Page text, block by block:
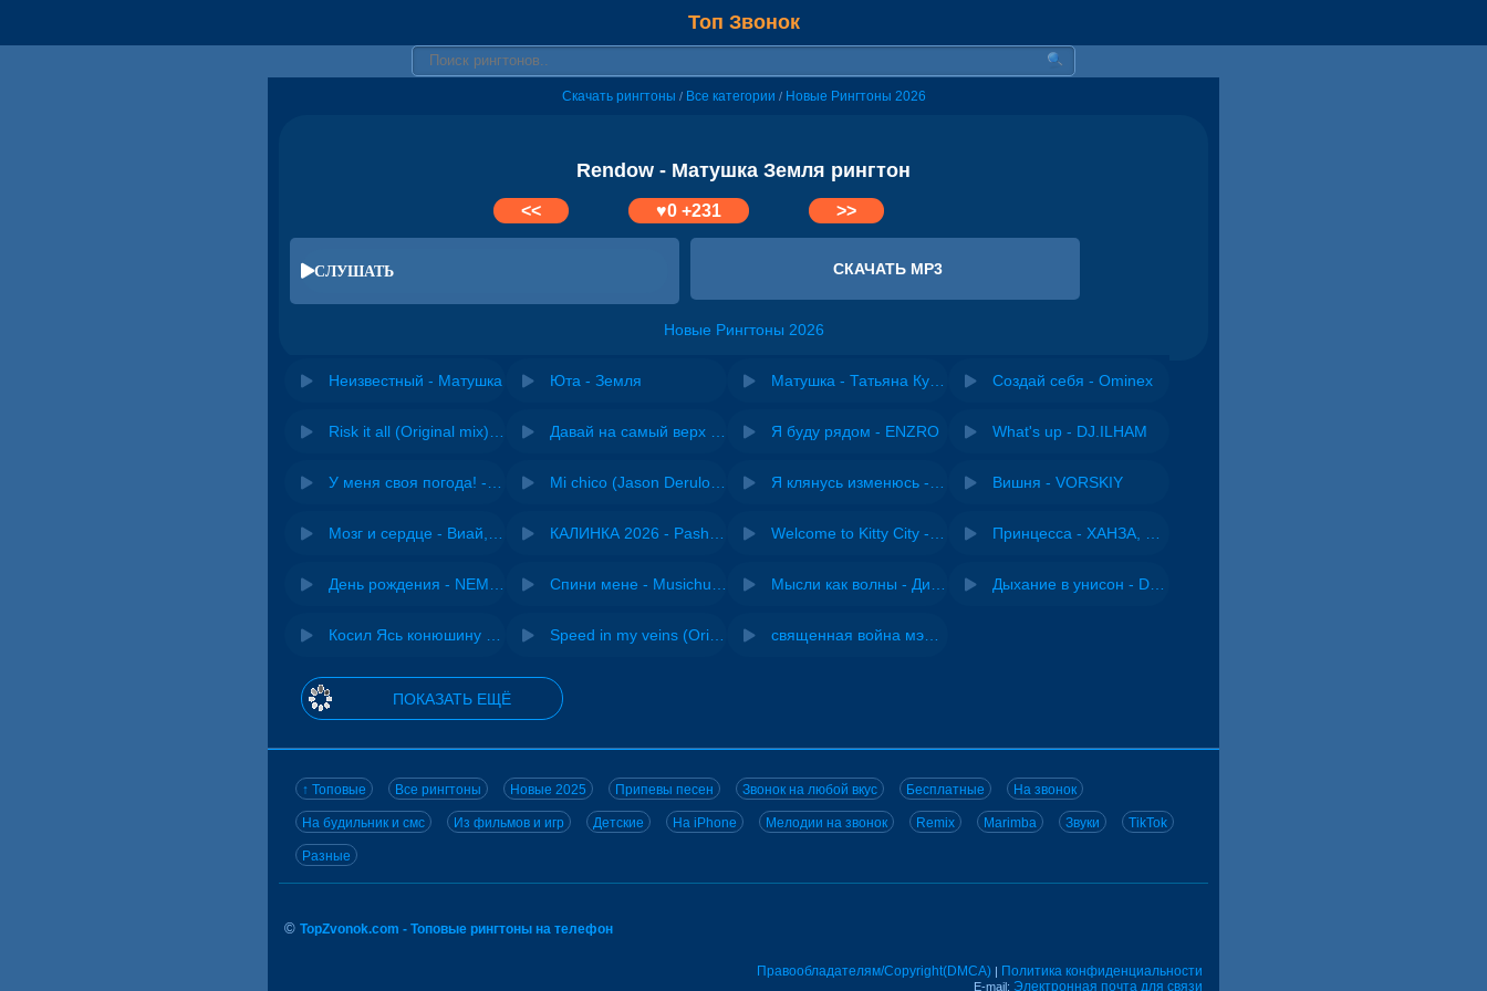
Топ Звонок
Скачать рингтоны / Все категории / Новые Рингтоны 2026
Rendow - Матушка Земля рингтон
<< ♥0+231 >>
СЛУШАТЬ СКАЧАТЬ MP3
Новые Рингтоны 2026
Неизвестный - Матушка Юта - Земля Создай себя - Ominex
Я буду рядом - ENZRO What's up - DJ.ILHAM
Вишня - VORSKIY
ПОКАЗАТЬ ЕЩЁ
↑ Топовые Все рингтоны Новые 2025 Припевы песен Звонок на любой вкус Бесплатные На звонок
На будильник и смс Из фильмов и игр Детские На iPhone Мелодии на звонок Remix Marimba Звуки TikTok
Разные
© TopZvonok.com - Топовые рингтоны на телефон
Правообладателям/Copyright(DMCA) | Политика конфиденциальности
E-mail: Электронная почта для связи